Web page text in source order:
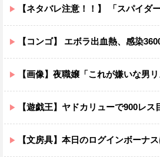
【ネタバレ注意！！】 「スパイダーマン：ブランド・ニュー・デイ」に
【コンゴ】 エボラ出血熱、感染
【画像】夜職嬢「これが嫌いな男リストね」←まさかお前らは
【遊戯王】ヤドカリューで900レス
【文房具】本日のログインボーナ